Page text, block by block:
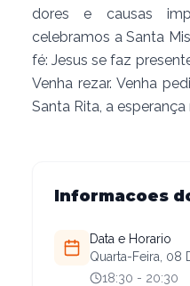
dores e causas
celebramos a Santa
fé: Jesus se faz
Venha rezar. Venha
Santa Rita, a esperança
Informacoes
Data e Horario
Quarta-Feira, 08
18:30 - 20:30